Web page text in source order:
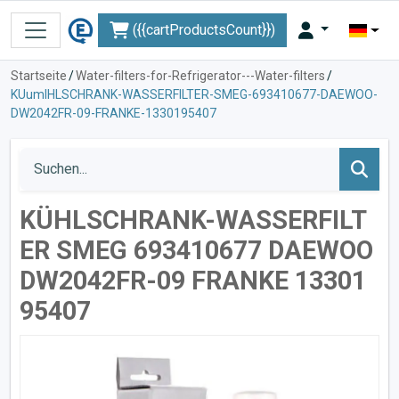
({{cartProductsCount}})
Startseite/Water-filters-for-Refrigerator---Water-filters/
KUumlHLSCHRANK-WASSERFILTER-SMEG-693410677-DAEWOO-
DW2042FR-09-FRANKE-1330195407
KÜHLSCHRANK-WASSERFILT
ER SMEG 693410677 DAEWOO
DW2042FR-09 FRANKE 13301
95407